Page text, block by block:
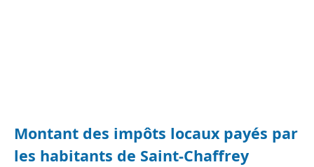
Montant des impôts locaux payés par
les habitants de Saint-Chaffrey